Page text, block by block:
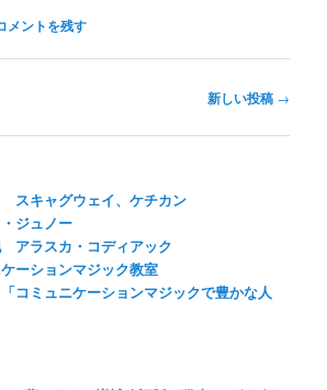
メントを残す
新しい投稿 →
キャグウェイ、ケチカン
ジュノー
ラスカ・コディアック
ションマジック教室
ミュニケーションマジックで豊かな人